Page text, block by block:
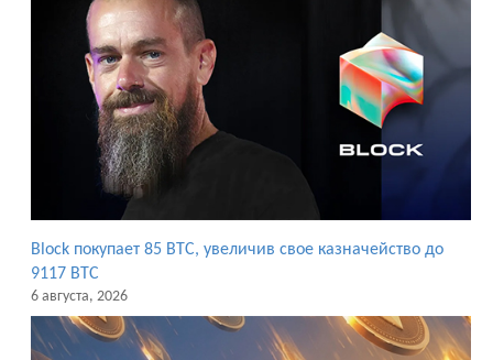
Block покупает 85 BTC, увеличив свое казначейство до
9117 BTC
6 августа, 2026